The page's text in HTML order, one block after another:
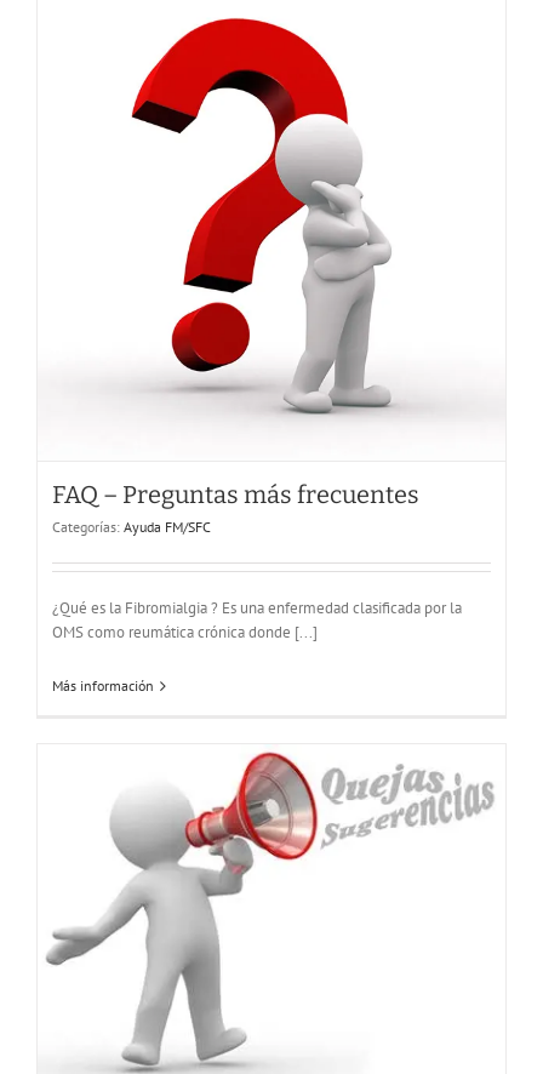
FAQ – Preguntas más frecuentes
Categorías: Ayuda FM/SFC
¿Qué es la Fibromialgia ? Es una enfermedad clasificada por la
OMS como reumática crónica donde [...]
Más información
Como enviar quejas o sugerencias al Ministerio de
Ayuda FM/SFC